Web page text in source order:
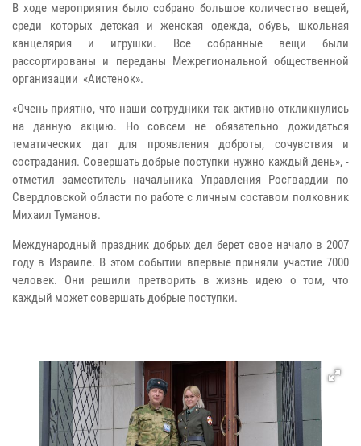
В ходе мероприятия было собрано большое количество вещей,
среди которых детская и женская одежда, обувь, школьная
канцелярия и игрушки. Все собранные вещи были
рассортированы и переданы Межрегиональной общественной
организации «Аистенок».
«Очень приятно, что наши сотрудники так активно откликнулись
на данную акцию. Но совсем не обязательно дожидаться
тематических дат для проявления доброты, сочувствия и
сострадания. Совершать добрые поступки нужно каждый день», -
отметил заместитель начальника Управления Росгвардии по
Свердловской области по работе с личным составом полковник
Михаил Туманов.
Международный праздник добрых дел берет свое начало в 2007
году в Израиле. В этом событии впервые приняли участие 7000
человек. Они решили претворить в жизнь идею о том, что
каждый может совершать добрые поступки.